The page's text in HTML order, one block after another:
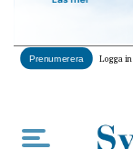
Prenumerera Logga in